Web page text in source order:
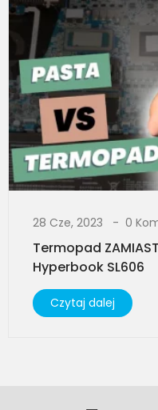
28 Cze, 2023 0
Termopad
Hyperbook SL606
Czytaj dalej